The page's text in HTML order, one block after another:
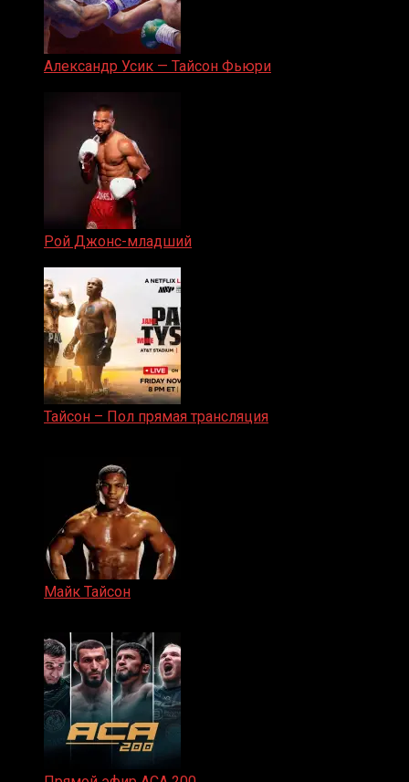
Александр Усик — Тайсон Фьюри
Рой Джонс-младший
Тайсон – Пол прямая трансляция
Майк Тайсон